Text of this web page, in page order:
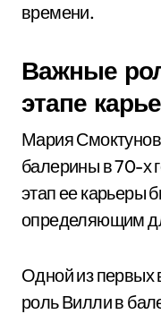
времени.
Важные
этапе
Мария
балерины в 70-х
этап ее карьеры
определяющим
Одной из
роль Вилли в